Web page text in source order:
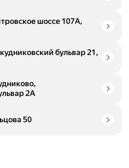
шоссе 107А,
бульвар 21,
2А
50